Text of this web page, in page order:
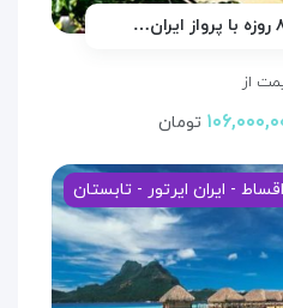
از
تومان
- ایران ایرتور - تابستان